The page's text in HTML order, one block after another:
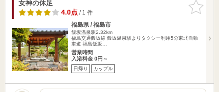
お気に入
りに追加
女神の休足
4.0点/ 1 件
福島県 / 福島市
飯坂温泉駅2.32km
福島交通飯坂線 飯坂温泉駅よりタクシー利用5分東北自動
車道 福島飯坂…
営業時間
入浴料金 0円～
日帰り カップル